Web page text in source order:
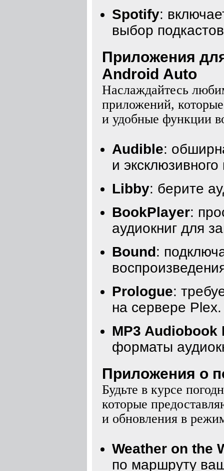
Spotify:
выбор
Приложения
Android Auto
Наслаждайтесь
приложений,
и удобные функции
Audible:
и эксклюзивного
Libby: берите
BookPlayer:
аудиокниг для
Bound:
Prologue:
на сервере Plex.
MP3 Audiobook
форматы
Приложения о
Будьте в курсе
которые
и обновления в
Weather on the
по маршруту